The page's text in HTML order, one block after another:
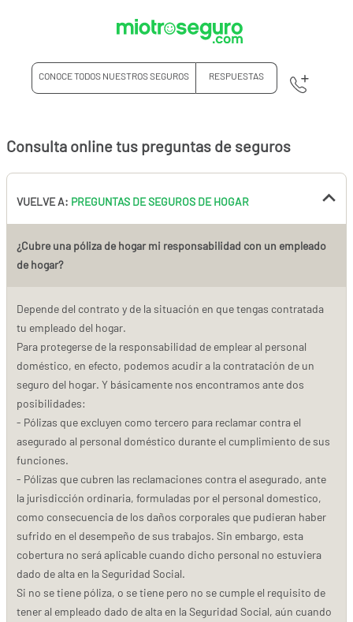
CONOCE TODOS NUESTROS SEGUROS RESPUESTAS
Consulta online tus preguntas de seguros
VUELVE A: PREGUNTAS DE SEGUROS DE HOGAR
¿Cubre una póliza de hogar mi responsabilidad con un empleado
de hogar?
Depende del contrato y de la situación en que tengas contratada
tu empleado del hogar.
Para protegerse de la responsabilidad de emplear al personal
doméstico, en efecto, podemos acudir a la contratación de un
seguro del hogar. Y básicamente nos encontramos ante dos
posibilidades:
- Pólizas que excluyen como tercero para reclamar contra el
asegurado al personal doméstico durante el cumplimiento de sus
funciones.
- Pólizas que cubren las reclamaciones contra el asegurado, ante
la jurisdicción ordinaria, formuladas por el personal domestico,
como consecuencia de los daños corporales que pudieran haber
sufrido en el desempeño de sus trabajos. Sin embargo, esta
cobertura no será aplicable cuando dicho personal no estuviera
dado de alta en la Seguridad Social.
Si no se tiene póliza, o se tiene pero no se cumple el requisito de
tener al empleado dado de alta en la Seguridad Social, aún cuando